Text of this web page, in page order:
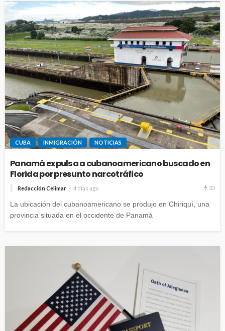
CUBA INMIGRACIÓN NOTICIAS
Panamá expulsa a cubanoamericano buscado en
Florida por presunto narcotráfico
Redacción Celimar 4 días ago 35
La ubicación del cubanoamericano se produjo en Chiriquí, una
provincia situada en el occidente de Panamá